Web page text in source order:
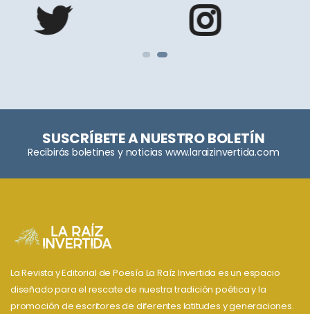
SUSCRÍBETE A NUESTRO BOLETÍN
Recibirás boletines y noticias www.laraizinvertida.com
La Revista y Editorial de Poesía La Raíz Invertida es un espacio
diseñado para el rescate de nuestra tradición poética y la
promoción de escritores de diferentes latitudes y generaciones.